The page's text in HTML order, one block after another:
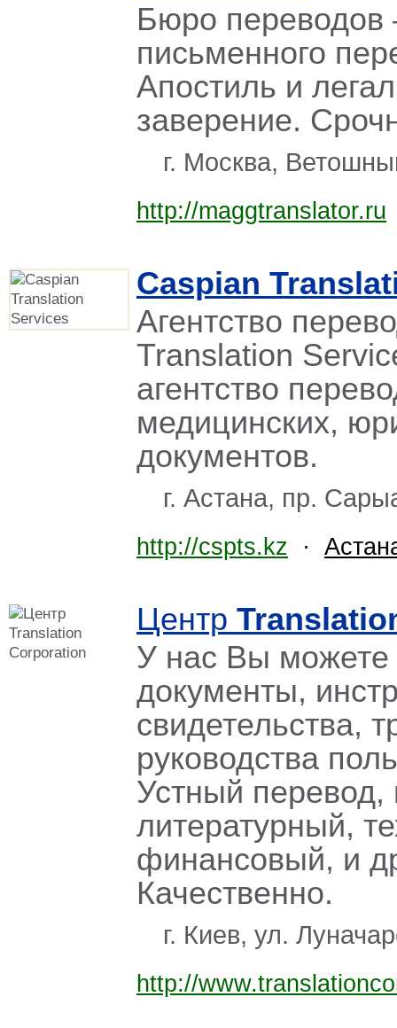
Бюро переводов
письменного
Апостиль и
заверение.
г. Москва,
http://maggtranslator.ru
Caspian
Агентство
Translation
агентство
медицинских,
документов.
г. Астана, пр.
http://cspts.kz ·
Центр
У нас Вы можете
документы,
свидетельства,
руководства
Устный
литературный,
финансовый, и
Качественно.
г. Киев, ул.
http://